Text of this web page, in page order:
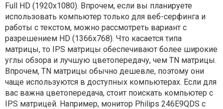
Full HD (1920x1080). Впрочем, если вы планируете
использовать компьютер только для веб-серфинга и
работы с текстом, можно рассмотреть вариант с
разрешением HD (1366x768). Что касается типа
матрицы, то IPS матрицы обеспечивают более широкие
углы обзора и лучшую цветопередачу, чем TN матрицы.
Впрочем, TN матрицы обычно дешевле, поэтому они
чаще используются в доступных компьютерах. Если для
вас важна цветопередача, стоит поискать компьютер с
IPS матрицей. Например, монитор Philips 246E9QDS с